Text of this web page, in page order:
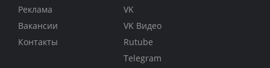
Реклама
Вакансии
Контакты
VK
VK Видео
Rutube
Telegram